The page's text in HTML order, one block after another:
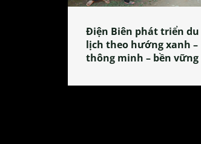
Điện Biên phát triển du
lịch theo hướng xanh –
thông minh – bền vững